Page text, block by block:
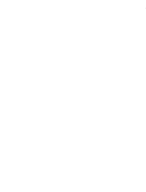
Buynek wielorodzinny, ul.